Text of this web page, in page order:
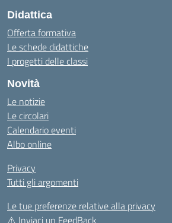
Didattica
Offerta formativa
Le schede didattiche
I progetti delle classi
Novità
Le notizie
Le circolari
Calendario eventi
Albo online
Privacy
Tutti gli argomenti
Le tue preferenze relative alla privacy
⚠️ Inviaci un FeedBack